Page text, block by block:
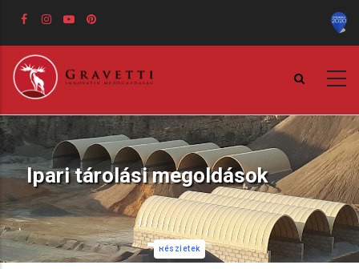
tartalomra
Ipari tárolási megoldások
Részletek